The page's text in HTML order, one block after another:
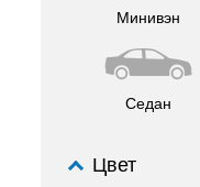
Минивэн
Седан
Цвет